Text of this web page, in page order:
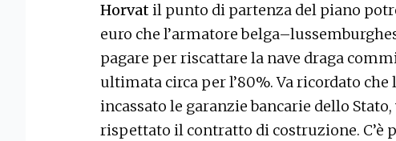
Horvatil punto di partenza del piano
euro che l’armatore
pagare per riscattare la nave draga
ultimata circa per l’80%. Va ricordato
incassato le garanzie bancarie dello
rispettato il contratto di costruzione. C’è